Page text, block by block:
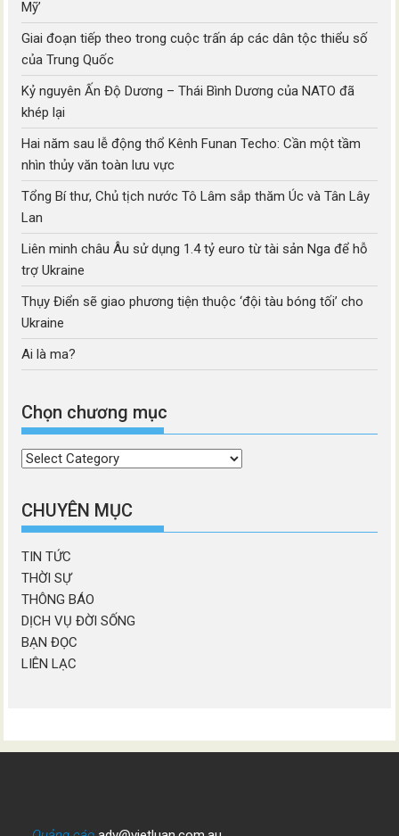
Mỹ’
Giai đoạn tiếp theo trong cuộc trấn áp các dân tộc thiểu số
của Trung Quốc
Kỷ nguyên Ấn Độ Dương – Thái Bình Dương của NATO đã
khép lại
Hai năm sau lễ động thổ Kênh Funan Techo: Cần một tầm
nhìn thủy văn toàn lưu vực
Tổng Bí thư, Chủ tịch nước Tô Lâm sắp thăm Úc và Tân Lây
Lan
Liên minh châu Âu sử dụng 1.4 tỷ euro từ tài sản Nga để hỗ
trợ Ukraine
Thụy Điển sẽ giao phương tiện thuộc ‘đội tàu bóng tối’ cho
Ukraine
Ai là ma?
Chọn chương mục
Chọn
mục
CHUYÊN MỤC
TIN TỨC
THỜI SỰ
THÔNG BÁO
DỊCH VỤ ĐỜI SỐNG
BẠN ĐỌC
LIÊN LẠC